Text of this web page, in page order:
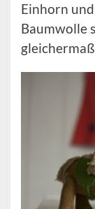
Einhorn
Baumwolle